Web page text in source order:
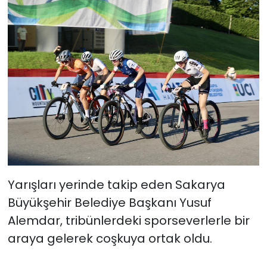
Yarışları yerinde takip eden Sakarya
Büyükşehir Belediye Başkanı Yusuf
Alemdar, tribünlerdeki sporseverlerle bir
araya gelerek coşkuya ortak oldu.